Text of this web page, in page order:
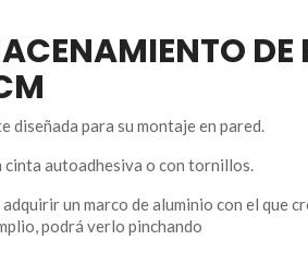
DE
diseñada para su montaje en pared.
cinta autoadhesiva o con tornillos.
un marco de aluminio con el que
podrá verlo pinchando